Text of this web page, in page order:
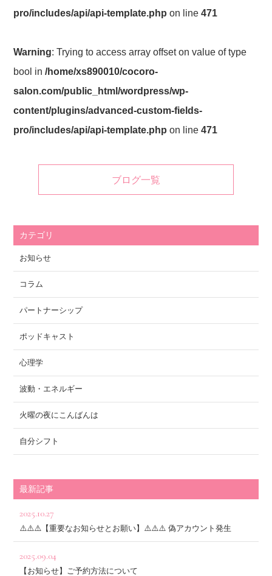
pro/includes/api/api-template.php on line471
Warning: Trying to access array offset on value of type
bool in/home/xs890010/cocoro-
salon.com/public_html/wordpress/wp-
content/plugins/advanced-custom-fields-
pro/includes/api/api-template.php on line471
ブログ一覧
カテゴリ
お知らせ
コラム
パートナーシップ
ポッドキャスト
心理学
波動・エネルギー
火曜の夜にこんばんは
自分シフト
最新記事
2025.10.27
⚠️⚠️⚠️【重要なお知らせとお願い】⚠️⚠️⚠️ 偽アカウント発生
2025.09.04
【お知らせ】ご予約方法について